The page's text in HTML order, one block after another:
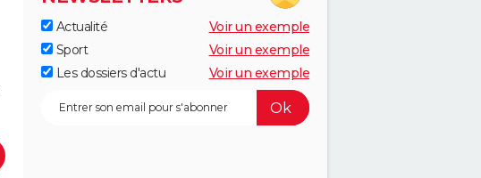
Actualité
Voir un exemple
Sport
Voir un exemple
Les dossiers d'actu
Voir un exemple